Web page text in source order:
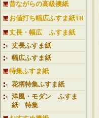
昔ながらの高級襖紙
お値打ち幅広ふすま紙TH
丈長・幅広 ふすま紙
丈長ふすま紙
幅広ふすま紙
特集ふすま紙
花柄特集ふすま紙
洋風・モダン ふすま
紙 特集